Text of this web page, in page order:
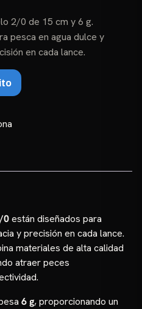
2/0 de 15 cm y 6 g.
pesca en agua dulce y
en cada lance.
0están diseñados para
y precisión en cada lance.
materiales de alta calidad
atraer peces
6 g, proporcionando un